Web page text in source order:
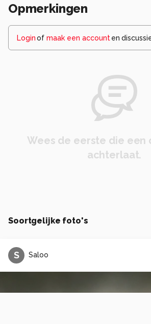
Opmerkingen
Loginof maak een account en
Wees de eerste die een
achterlaat.
Soortgelijke foto's
S Saloo